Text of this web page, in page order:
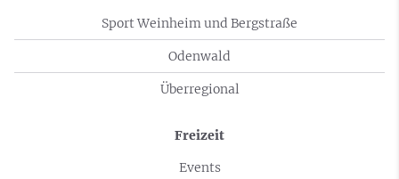
Sport Weinheim und Bergstraße
Odenwald
Überregional
Freizeit
Events